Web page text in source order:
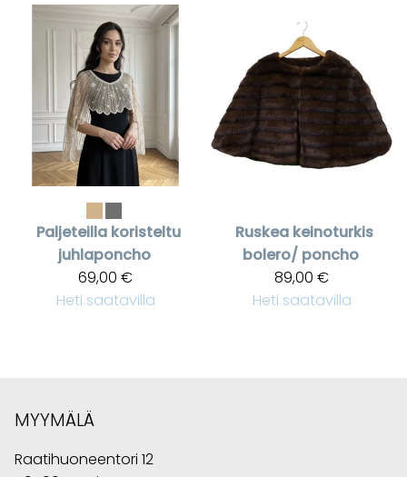
Paljeteilla koristeltu
juhlaponcho
69,00 €
Heti saatavilla
Ruskea keinoturkis
bolero/ poncho
89,00 €
Heti saatavilla
MYYMÄLÄ
Raatihuoneentori 12